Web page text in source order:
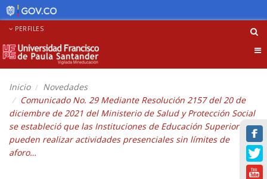
PERFILES
Inicio
Novedades
Comunicado No. 29 Mediante Resolución 2157 del 20 de
diciembre de 2021 del Ministerio de Salud y Protección Social
se estableció que las Instituciones de Educación Superior
pueden realizar actividades presenciales sin límites de
aforo…